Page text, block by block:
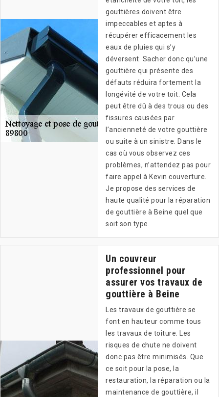
gouttières doivent être
impeccables et aptes à
récupérer efficacement les
eaux de pluies qui s’y
déversent. Sacher donc qu’une
gouttière qui présente des
défauts réduira fortement la
longévité de votre toit. Cela
peut être dû à des trous ou des
fissures causées par
l’ancienneté de votre gouttière
ou suite à un sinistre. Dans le
cas où vous observez ces
problèmes, n’attendez pas pour
faire appel à Kevin couverture.
Je propose des services de
haute qualité pour la réparation
de gouttière à Beine quel que
soit son type.
Un couvreur
professionnel pour
assurer vos travaux de
gouttière à Beine
Les travaux de gouttière se
font en hauteur comme tous
les travaux de toiture. Les
risques de chute ne doivent
donc pas être minimisés. Que
ce soit pour la pose, la
restauration, la réparation ou la
maintenance de gouttière, il